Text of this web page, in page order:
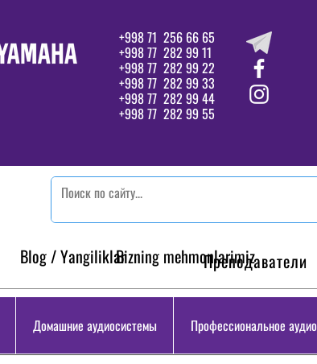
+998 71 256 66 65
+998 77 282 99 11
+998 77 282 99 22
+998 77 282 99 33
+998 77 282 99 44
+998 77 282 99 55
Blog / YangiliklarBizning mehmonlarimizПреподаватели
Домашние аудиосистемы Профессиональное аудио